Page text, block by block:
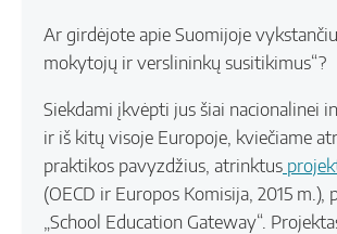
Ar girdėjote apie Suomijoje
mokytojų ir verslininkų susitikimus“?
Siekdami įkvėpti jus šiai nacionalinei
ir iš kitų visoje Europoje, kviečiame
praktikos pavyzdžius, atrinktus
(OECD ir Europos Komisija, 2015 m.),
„School Education Gateway“.